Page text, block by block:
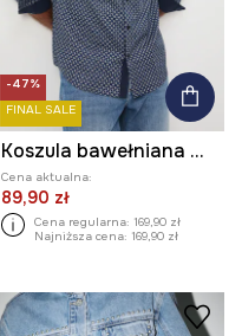
-47%
FINAL SALE
Koszula bawełniana męska z kołnierzykiem button-down
Cena aktualna:
89,90 zł
Cena regularna: 169,90 zł
Najniższa cena: 169,90 zł